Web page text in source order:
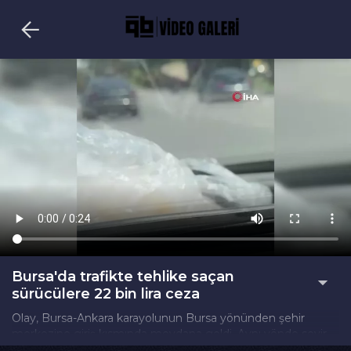
Bursa'da trafikte tehlike saçan
sürücülere 22 bin lira ceza
Olay, Bursa-Ankara karayolunun Bursa yönünden şehir
merkezine giriş kısmında meydana geldi. Aynı yönde seyir